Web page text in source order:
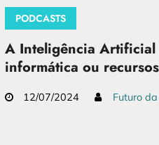
PODCASTS
A Inteligência Artificial
informática ou
12/07/2024 Futuro